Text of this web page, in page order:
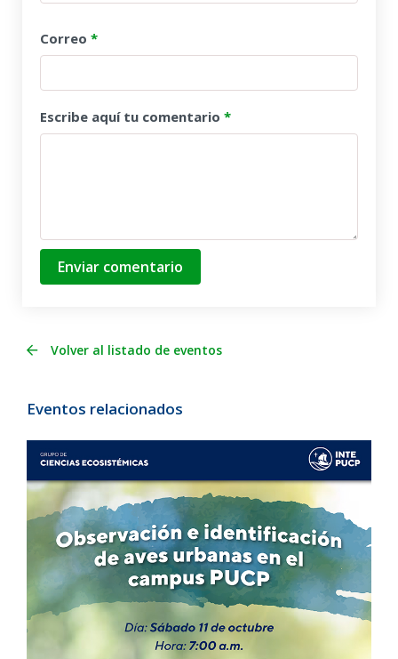
Correo *
Escribe aquí tu comentario *
Enviar comentario
Volver al listado de eventos
Eventos relacionados